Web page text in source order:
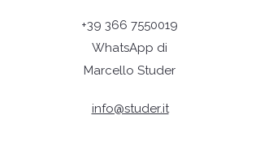
+39 366 7550019
WhatsApp di
Marcello Studer
info@studer.it